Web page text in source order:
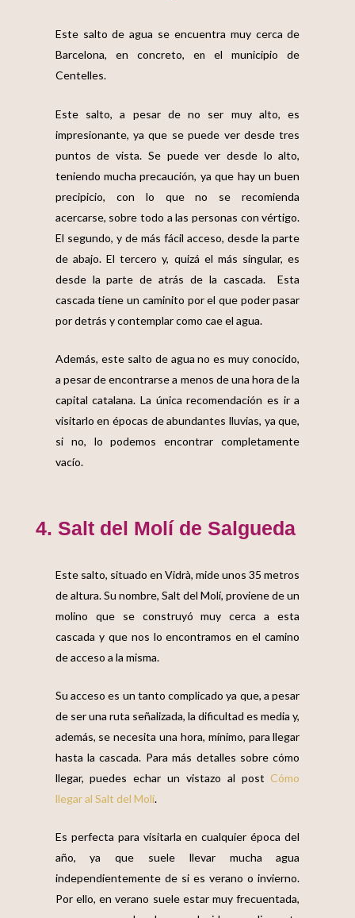
Este salto de agua se encuentra muy cerca de
Barcelona, en concreto, en el municipio de
Centelles.
Este salto, a pesar de no ser muy alto, es
impresionante, ya que se puede ver desde tres
puntos de vista. Se puede ver desde lo alto,
teniendo mucha precaución, ya que hay un buen
precipicio, con lo que no se recomienda
acercarse, sobre todo a las personas con vértigo.
El segundo, y de más fácil acceso, desde la parte
de abajo. El tercero y, quizá el más singular, es
desde la parte de atrás de la cascada. Esta
cascada tiene un caminito por el que poder pasar
por detrás y contemplar como cae el agua.
Además, este salto de agua no es muy conocido,
a pesar de encontrarse a menos de una hora de la
capital catalana. La única recomendación es ir a
visitarlo en épocas de abundantes lluvias, ya que,
si no, lo podemos encontrar completamente
vacío.
4. Salt del Molí de Salgueda
Este salto, situado en Vidrà, mide unos 35 metros
de altura. Su nombre, Salt del Molí, proviene de un
molino que se construyó muy cerca a esta
cascada y que nos lo encontramos en el camino
de acceso a la misma.
Su acceso es un tanto complicado ya que, a pesar
de ser una ruta señalizada, la dificultad es media y,
además, se necesita una hora, mínimo, para llegar
hasta la cascada. Para más detalles sobre cómo
llegar, puedes echar un vistazo al postCómo
llegar al Salt del Molí.
Es perfecta para visitarla en cualquier época del
año, ya que suele llevar mucha agua
independientemente de si es verano o invierno.
Por ello, en verano suele estar muy frecuentada,